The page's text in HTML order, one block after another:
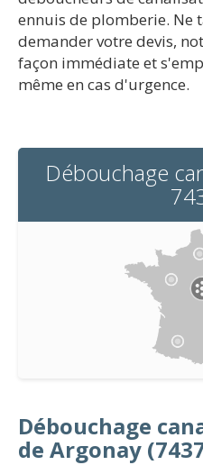
ennuis de plomberie. Ne
demander votre devis,
façon immédiate et
même en cas d'urgence.
Débouchage
Débouchage
de Argonay